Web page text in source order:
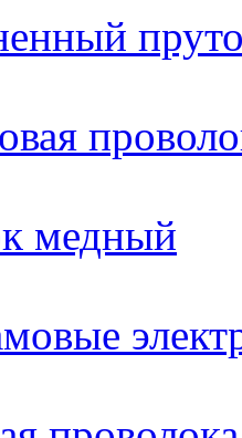
медный